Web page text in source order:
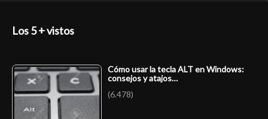
Los 5 + vistos
Cómo usar la tecla ALT en Windows:
consejos y atajos…
(6.478)